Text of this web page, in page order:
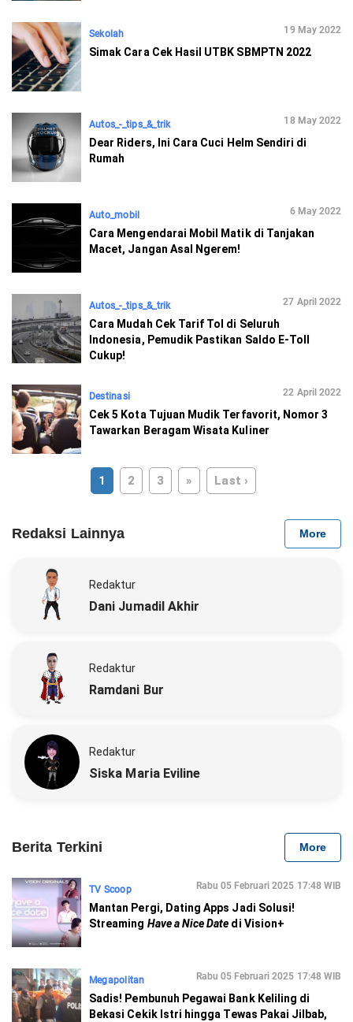
Sekolah 19 May 2022
Simak Cara Cek Hasil UTBK SBMPTN 2022
Autos_-_tips_&_trik 18 May 2022
Dear Riders, Ini Cara Cuci Helm Sendiri di
Rumah
Auto_mobil 6 May 2022
Cara Mengendarai Mobil Matik di Tanjakan
Macet, Jangan Asal Ngerem!
Autos_-_tips_&_trik 27 April 2022
Cara Mudah Cek Tarif Tol di Seluruh
Indonesia, Pemudik Pastikan Saldo E-Toll
Cukup!
Destinasi 22 April 2022
Cek 5 Kota Tujuan Mudik Terfavorit, Nomor 3
Tawarkan Beragam Wisata Kuliner
1 2 3 » Last ›
Redaksi Lainnya More
Redaktur
Dani Jumadil Akhir
Redaktur
Ramdani Bur
Redaktur
Siska Maria Eviline
Berita Terkini More
TV Scoop Rabu 05 Februari 2025 17:48 WIB
Mantan Pergi, Dating Apps Jadi Solusi!
Streaming Have a Nice Date di Vision+
Megapolitan Rabu 05 Februari 2025 17:48 WIB
Sadis! Pembunuh Pegawai Bank Keliling di
Bekasi Cekik Istri hingga Tewas Pakai Jilbab,